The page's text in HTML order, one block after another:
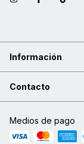
Información
Contacto
Medios de pago